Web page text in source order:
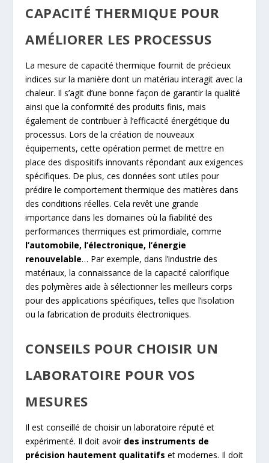
CAPACITÉ THERMIQUE POUR
AMÉLIORER LES PROCESSUS
La mesure de capacité thermique fournit de précieux
indices sur la manière dont un matériau interagit avec la
chaleur. Il s’agit d’une bonne façon de garantir la qualité
ainsi que la conformité des produits finis, mais
également de contribuer à l’efficacité énergétique du
processus. Lors de la création de nouveaux
équipements, cette opération permet de mettre en
place des dispositifs innovants répondant aux exigences
spécifiques. De plus, ces données sont utiles pour
prédire le comportement thermique des matières dans
des conditions réelles. Cela revêt une grande
importance dans les domaines où la fiabilité des
performances thermiques est primordiale, comme
l’automobile, l’électronique, l’énergie
renouvelable… Par exemple, dans l’industrie des
matériaux, la connaissance de la capacité calorifique
des polymères aide à sélectionner les meilleurs corps
pour des applications spécifiques, telles que l’isolation
ou la fabrication de produits électroniques.
CONSEILS POUR CHOISIR UN
LABORATOIRE POUR VOS
MESURES
Il est conseillé de choisir un laboratoire réputé et
expérimenté. Il doit avoir des instruments de
précision hautement qualitatifs et modernes. Il doit